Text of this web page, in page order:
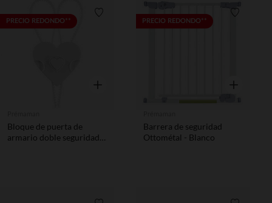
PRECIO REDONDO** Lista de requisitos
Vista rápida
Bloque de puerta de
armario doble seguridad
PRECIO REDONDO**
Vista rápida
Barrera de seguridad
Ottométal - Blanco